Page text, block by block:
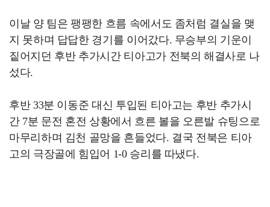
이날 양 팀은 팽팽한 흐름 속에서도 좀처럼 결실을 맺
지 못하며 답답한 경기를 이어갔다. 무승부의 기운이
짙어지던 후반 추가시간 티아고가 전북의 해결사로 나
섰다.
후반 33분 이동준 대신 투입된 티아고는 후반 추가시
간 7분 문전 혼전 상황에서 흐른 볼을 오른발 슈팅으로
마무리하며 김천 골망을 흔들었다. 결국 전북은 티아
고의 극장골에 힘입어 1-0 승리를 따냈다.